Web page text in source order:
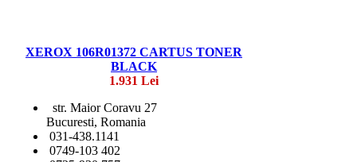
XEROX 106R01372 CARTUS TONER
BLACK
1.931 Lei
str. Maior Coravu 27
Bucuresti, Romania
031-438.1141
0749-103 402